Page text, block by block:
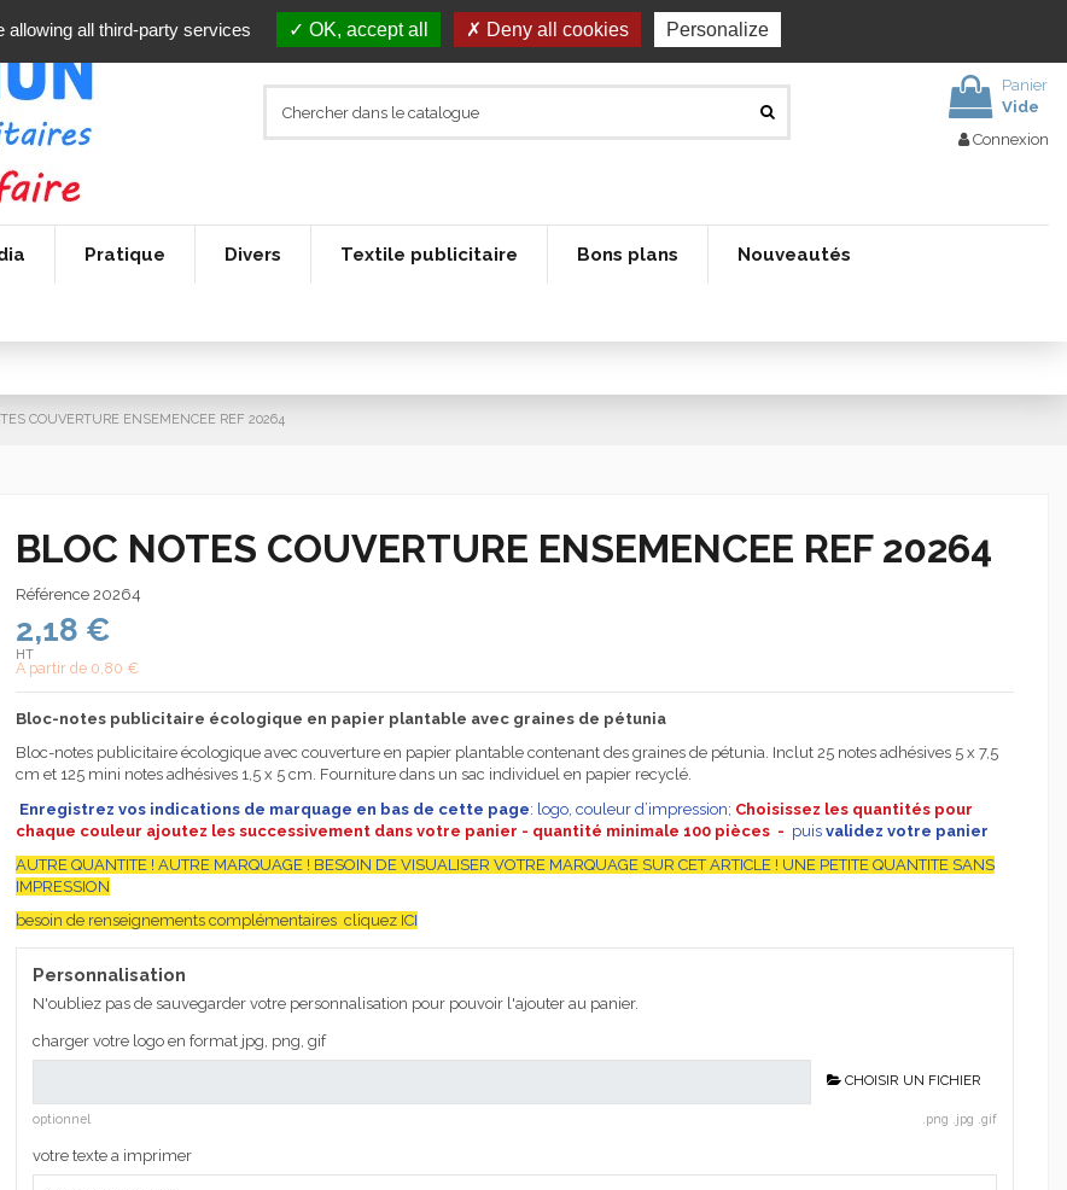
Panier
Vide
Connexion
Pratique Divers Textile publicitaire Bons plans Nouveautés
COUVERTURE ENSEMENCEE REF 20264
BLOC NOTES COUVERTURE ENSEMENCEE REF 20264
Référence 20264
2,18 €
HT
A partir de 0,80 €
Bloc-notes publicitaire écologique en papier plantable avec graines de pétunia
Bloc-notes publicitaire écologique avec couverture en papier plantable contenant des graines de pétunia. Inclut 25 notes adhésives 5 x 7,5
cm et 125 mini notes adhésives 1,5 x 5 cm. Fourniture dans un sac individuel en papier recyclé.
Enregistrez vos indications de marquage en bas de cette page: logo, couleur d’impression; Choisissez les quantités pour
chaque couleur ajoutez les successivement dans votre panier - quantité minimale 100 pièces - puis validez votre panier
AUTRE QUANTITE ! AUTRE MARQUAGE ! BESOIN DE VISUALISER VOTRE MARQUAGE SUR CET ARTICLE ! UNE PETITE QUANTITE SANS
IMPRESSION
besoin de renseignements complémentaires cliquez ICI
Personnalisation
N'oubliez pas de sauvegarder votre personnalisation pour pouvoir l'ajouter au panier.
charger votre logo en format jpg, png, gif
CHOISIR UN FICHIER
optionnel .png .jpg .gif
votre texte a imprimer
allowing all third-party services OK, accept all Deny all cookies Personalize